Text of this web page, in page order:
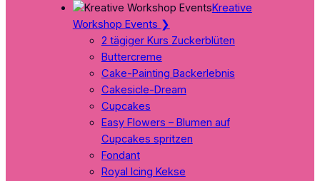
Kreative
Workshop Events ❯
2 tägiger Kurs Zuckerblüten
Buttercreme
Cake-Painting Backerlebnis
Cakesicle-Dream
Cupcakes
Easy Flowers – Blumen auf
Cupcakes spritzen
Fondant
Royal Icing Kekse